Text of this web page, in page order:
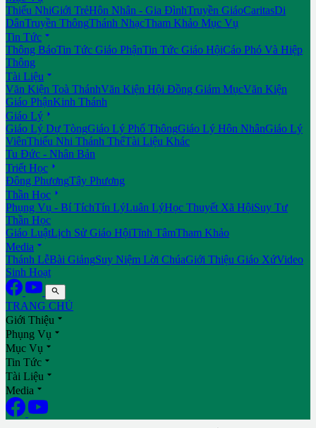
Thiếu NhiGiới TrẻHôn Nhân - Gia ĐìnhTruyền GiáoCaritasDi
DânTruyền ThôngThánh NhạcTham Khảo Mục Vụ
Tin Tức 
Thông BáoTin Tức Giáo PhậnTin Tức Giáo HộiCáo Phó Và Hiệp
Thông
Tài Liệu 
Văn Kiện Toà ThánhVăn Kiện Hội Đồng Giám MụcVăn Kiện
Giáo PhậnKinh Thánh
Giáo Lý 
Giáo Lý Dự TòngGiáo Lý Phổ ThôngGiáo Lý Hôn NhânGiáo Lý
ViênThiếu Nhi Thánh ThểTài Liệu Khác
Tu Đức - Nhân Bản
Triết Học 
Đông PhươngTây Phương
Thần Học 
Phụng Vụ - Bí TíchTín LýLuân LýHọc Thuyết Xã HộiSuy Tư
Thần Học
Giáo LuậtLịch Sử Giáo HộiTĩnh TâmTham Khảo
Media 
Thánh LễBài GiảngSuy Niệm Lời ChúaGiới Thiệu Giáo XứVideo
Sinh Hoạt

TRANG CHỦ
Giới Thiệu 
Phụng Vụ 
Mục Vụ 
Tin Tức 
Tài Liệu 
Media 